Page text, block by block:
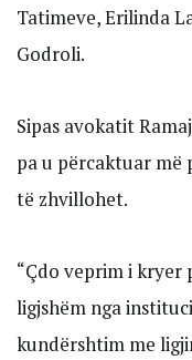
Tatimeve, Erilinda
Godroli.
Sipas avokatit
pa u përcaktuar më
të zhvillohet.
“Çdo veprim i
ligjshëm nga
kundërshtim me